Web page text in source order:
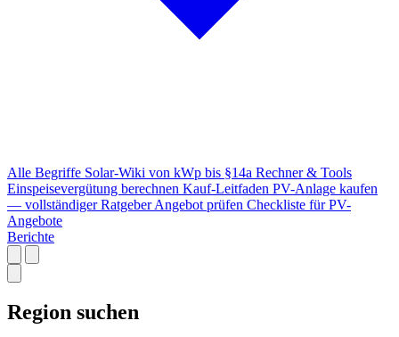
Alle Begriffe Solar-Wiki von kWp bis §14a Rechner & Tools
Einspeisevergütung berechnen Kauf-Leitfaden PV-Anlage kaufen
— vollständiger Ratgeber Angebot prüfen Checkliste für PV-
Angebote
Berichte
Region suchen